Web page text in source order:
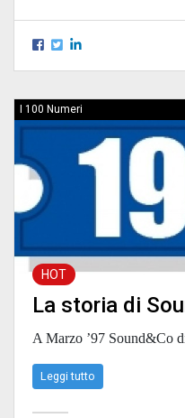
I 100 Numeri
HOT
La storia di
A Marzo ’97 Sound&Co
Leggi tutto